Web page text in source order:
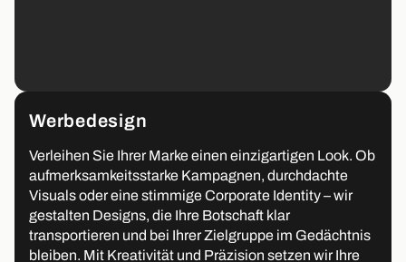
Werbedesign
Verleihen Sie Ihrer Marke einen einzigartigen Look. Ob
aufmerksamkeitsstarke Kampagnen, durchdachte
Visuals oder eine stimmige Corporate Identity – wir
gestalten Designs, die Ihre Botschaft klar
transportieren und bei Ihrer Zielgruppe im Gedächtnis
bleiben. Mit Kreativität und Präzision setzen wir Ihre